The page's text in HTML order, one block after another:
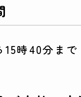
15時40分まで